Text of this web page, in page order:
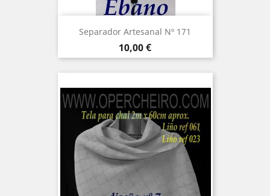
Separador Artesanal Nº 171
Precio
10,00 €